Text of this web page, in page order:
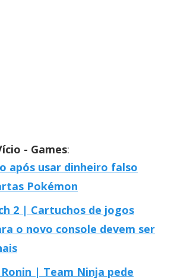
- Games:
após usar dinheiro falso
Pokémon
2 | Cartuchos de jogos
o novo console devem ser
| Team Ninja pede